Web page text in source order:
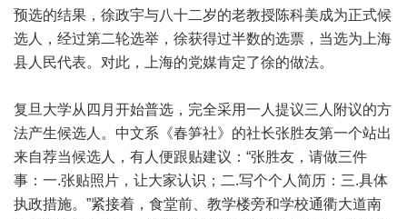
预选的结果，徐政宇与八十二岁的老教授陈科美成为正式候
选人，经过第二轮选举，徐获得过半数的选票，当选为上海
县人民代表。对此，上海的党媒肯定了徐的做法。
复旦大学从四月开始普选，完全采用一人提议三人附议的方
法产生候选人。中文系《春笋社》的社长张胜友第一个站出
来自荐当候选人，有人便跟贴建议：“张胜友，请做三件
事：一.张贴照片，让大家认识；二.写个个人简历：三.具体
执政措施。”紧接着，食堂前、教学楼旁和学校通衢大道南